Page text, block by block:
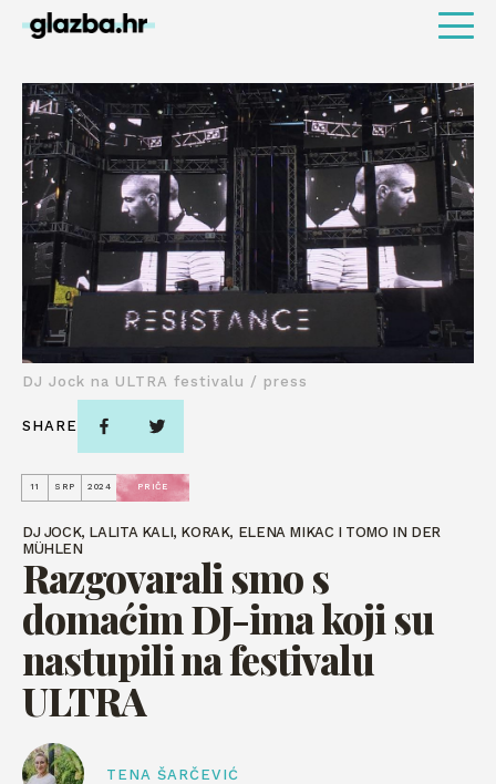
11 SRP 2024 PRIČE
DJ JOCK, LALITA KALI, KORAK, ELENA MIKAC I TOMO IN DER
MÜHLEN
Razgovarali smo s
domaćim DJ-ima koji su
nastupili na festivalu
ULTRA
TENA ŠARČEVIĆ
DJ Jock na ULTRA festivalu / press
SHARE